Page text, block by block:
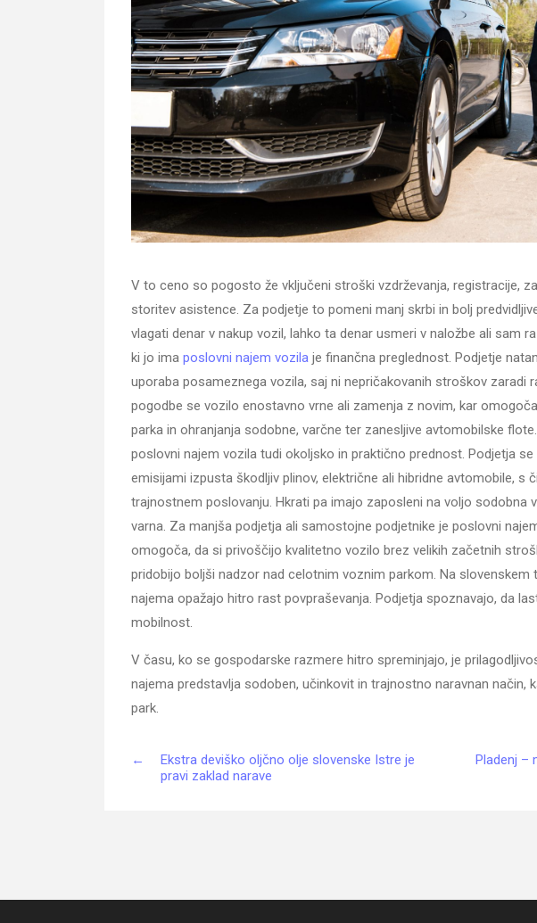
V to ceno so pogosto že vključeni stroški vzdrževanja, registracije,
storitev asistence. Za podjetje to pomeni manj skrbi in bolj
vlagati denar v nakup vozil, lahko ta denar usmeri v naložbe ali sam
ki jo ima poslovni najem vozila je finančna preglednost. Podjetje
uporaba posameznega vozila, saj ni nepričakovanih stroškov zaradi
pogodbe se vozilo enostavno vrne ali zamenja z novim, kar
parka in ohranjanja sodobne, varčne ter zanesljive avtomobilske
poslovni najem vozila tudi okoljsko in praktično prednost. Podjetja
emisijami izpusta škodljiv plinov, električne ali hibridne avtomobile, s
trajnostnem poslovanju. Hkrati pa imajo zaposleni na voljo sodobna
varna. Za manjša podjetja ali samostojne podjetnike je poslovni
omogoča, da si privoščijo kvalitetno vozilo brez velikih začetnih
pridobijo boljši nadzor nad celotnim voznim parkom. Na slovenskem
najema opažajo hitro rast povpraševanja. Podjetja spoznavajo, da
mobilnost.
V času, ko se gospodarske razmere hitro spreminjajo, je
najema predstavlja sodoben, učinkovit in trajnostno naravnan način,
park.
←
Ekstra deviško oljčno olje slovenske Istre je
pravi zaklad narave
Pladenj –